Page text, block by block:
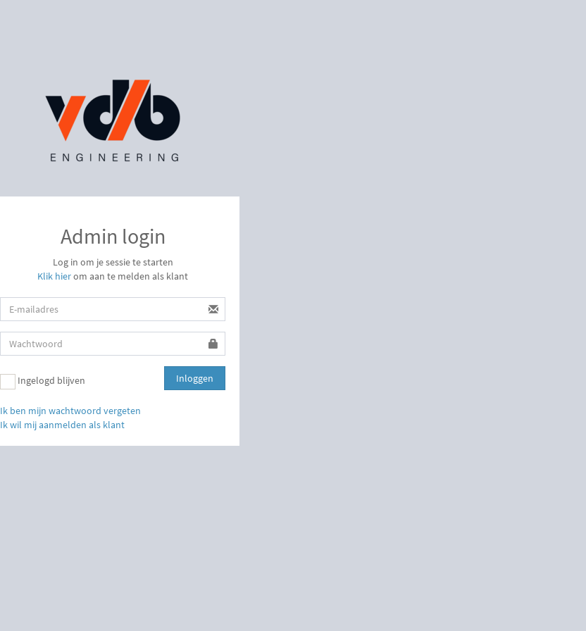
Admin login
Log in om je sessie te starten
Klik hierom aan te melden als klant
Ingelogd blijven Inloggen
Ik ben mijn wachtwoord vergeten
Ik wil mij aanmelden als klant